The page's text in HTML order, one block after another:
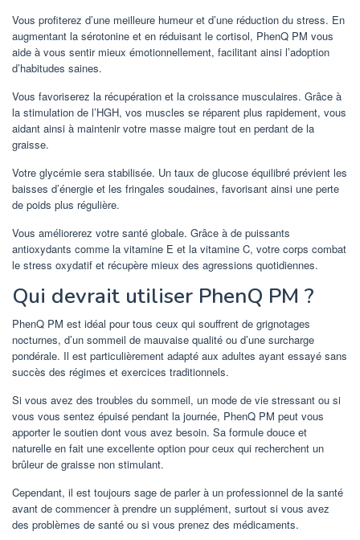
Vous profiterez d’une meilleure humeur et d’une réduction du stress. En
augmentant la sérotonine et en réduisant le cortisol, PhenQ PM vous
aide à vous sentir mieux émotionnellement, facilitant ainsi l’adoption
d’habitudes saines.
Vous favoriserez la récupération et la croissance musculaires. Grâce à
la stimulation de l’HGH, vos muscles se réparent plus rapidement, vous
aidant ainsi à maintenir votre masse maigre tout en perdant de la
graisse.
Votre glycémie sera stabilisée. Un taux de glucose équilibré prévient les
baisses d’énergie et les fringales soudaines, favorisant ainsi une perte
de poids plus régulière.
Vous améliorerez votre santé globale. Grâce à de puissants
antioxydants comme la vitamine E et la vitamine C, votre corps combat
le stress oxydatif et récupère mieux des agressions quotidiennes.
Qui devrait utiliser PhenQ PM ?
PhenQ PM est idéal pour tous ceux qui souffrent de grignotages
nocturnes, d’un sommeil de mauvaise qualité ou d’une surcharge
pondérale. Il est particulièrement adapté aux adultes ayant essayé sans
succès des régimes et exercices traditionnels.
Si vous avez des troubles du sommeil, un mode de vie stressant ou si
vous vous sentez épuisé pendant la journée, PhenQ PM peut vous
apporter le soutien dont vous avez besoin. Sa formule douce et
naturelle en fait une excellente option pour ceux qui recherchent un
brûleur de graisse non stimulant.
Cependant, il est toujours sage de parler à un professionnel de la santé
avant de commencer à prendre un supplément, surtout si vous avez
des problèmes de santé ou si vous prenez des médicaments.